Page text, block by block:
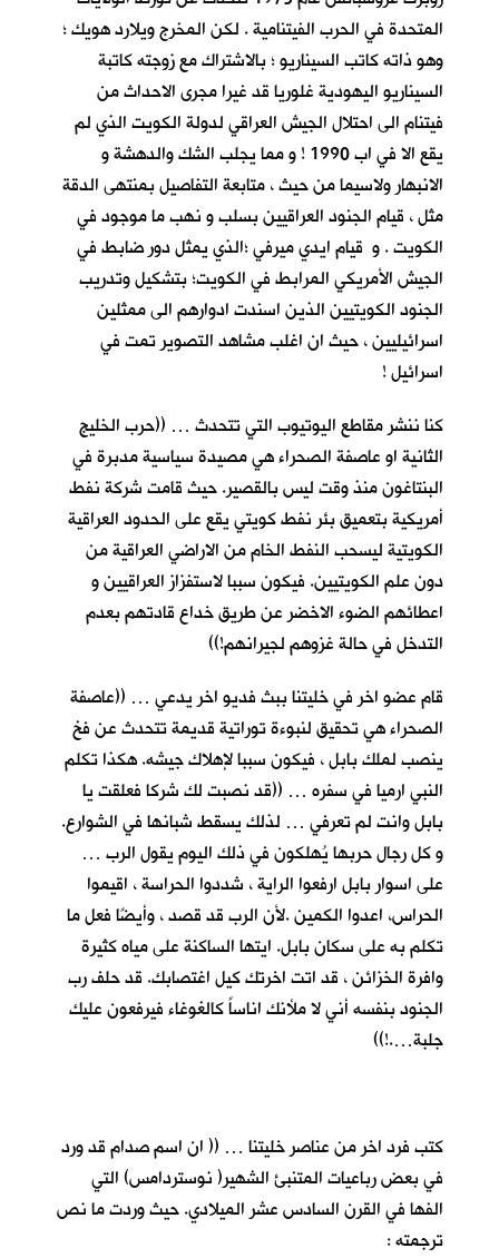
المتحدة في الحرب الفيتنامية . لكن المخرج ويلارد هويك ؛
وهو ذاته كاتب السيناريو ؛ بالاشتراك مع زوجته كاتبة
السيناريو اليهودية غلوريا قد غيرا مجرى الاحداث من
فيتنام الى احتلال الجيش العراقي لدولة الكويت الذي لم
يقع الا في اب 1990 ! و مما يجلب الشك والدهشة و
الانبهار ولاسيما من حيث ، متابعة التفاصيل بمنتهى الدقة
مثل ، قيام الجنود العراقيين بسلب و نهب ما موجود في
الكويت . و قيام ايدي ميرفي ؛الذي يمثل دور ضابط في
الجيش الأمريكي المرابط في الكويت؛ بتشكيل وتدريب
الجنود الكويتيين الذين اسندت ادوارهم الى ممثلين
اسرائيليين ، حيث ان اغلب مشاهد التصوير تمت في
اسرائيل !
كنا ننشر مقاطع اليوتيوب التي تتحدث … ((حرب الخليج
الثانية او عاصفة الصحراء هي مصيدة سياسية مدبرة في
البنتاغون منذ وقت ليس بالقصير. حيث قامت شركة نفط
أمريكية بتعميق بئر نفط كويتي يقع على الحدود العراقية
الكويتية ليسحب النفط الخام من الاراضي العراقية من
دون علم الكويتيين. فيكون سببا لاستفزاز العراقيين و
اعطائهم الضوء الاخضر عن طريق خداع قادتهم بعدم
التدخل في حالة غزوهم لجيرانهم!))
قام عضو اخر في خليتنا ببث فديو اخر يدعي … ((عاصفة
الصحراء هي تحقيق لنبوءة توراتية قديمة تتحدث عن فخ
ينصب لملك بابل ، فيكون سببا لإهلاك جيشه. هكذا تكلم
النبي ارميا في سفره … ((قد نصبت لك شركا فعلقت يا
بابل وانت لم تعرفي … لذلك يسقط شبانها في الشوارع.
و كل رجال حربها يُهلكون في ذلك اليوم يقول الرب …
على اسوار بابل ارفعوا الراية ، شددوا الحراسة ، اقيموا
الحراس، اعدوا الكمين .لأن الرب قد قصد ، وأيضًا فعل ما
تكلم به على سكان بابل. ايتها الساكنة على مياه كثيرة
وافرة الخزائن ، قد اتت اخرتك كيل اغتصابك. قد حلف رب
الجنود بنفسه أني لا ملأنك اناساً كالغوغاء فيرفعون عليك
جلبة….!))
كتب فرد اخر من عناصر خليتنا … (( ان اسم صدام قد ورد
في بعض رباعيات المتنبئ الشهير( نوستردامس) التي
الفها في القرن السادس عشر الميلادي. حيث وردت ما نص
ترجمته :